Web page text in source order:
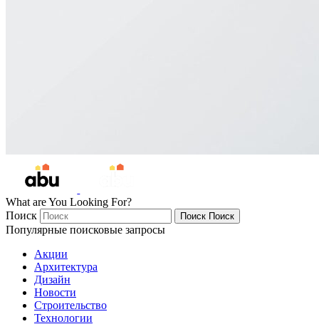
What are You Looking For?
Поиск
Поиск Поиск
Популярные поисковые запросы
Акции
Архитектура
Дизайн
Новости
Строительство
Технологии